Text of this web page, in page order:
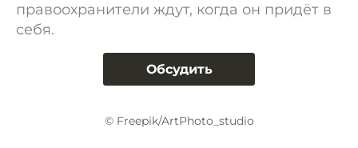
правоохранители ждут, когда он придёт в
себя.
Обсудить
© Freepik/ArtPhoto_studio